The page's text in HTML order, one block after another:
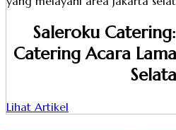
Saleroku
Catering Acara
Lihat Artikel